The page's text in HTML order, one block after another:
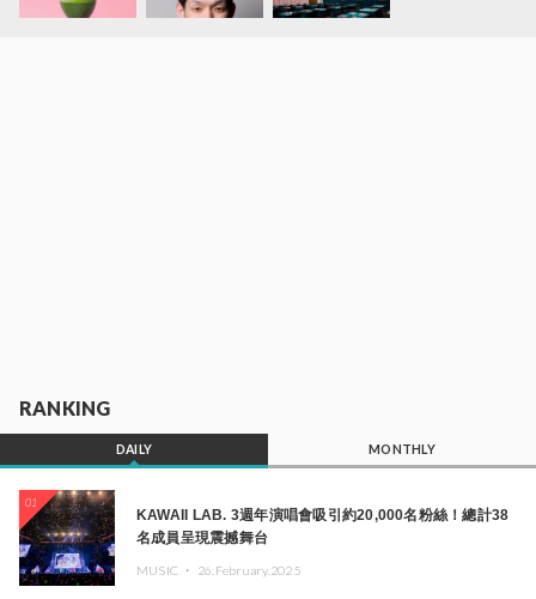
RANKING
DAILY MONTHLY
01
KAWAII LAB. 3週年演唱會吸引約20,000名粉絲！總計38
名成員呈現震撼舞台
MUSIC ・ 26.February.2025